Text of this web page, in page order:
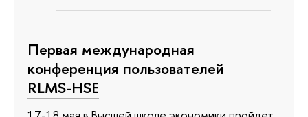
Первая международная
конференция пользователей
RLMS-HSE